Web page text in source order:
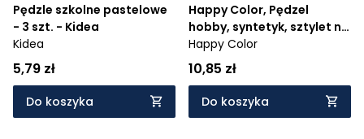
Pędzle szkolne pastelowe
- 3 szt. - Kidea
Kidea
5,79 zł
Do koszyka
Happy Color, Pędzel
hobby, syntetyk, sztylet nr
16 (HA 7265 1022-16)
Happy Color
10,85 zł
Do koszyka